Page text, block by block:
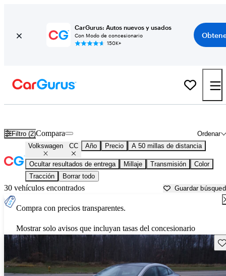
CarGurus: Autos nuevos y usados
Con Modo de concesionario
150K+
Filtro (2) Ordenar
Compara
Volkswagen CC Año Precio A 50 millas de distancia
Ocultar resultados de entrega Millaje Transmisión
Color
Tracción
Borrar todo
30 vehículos encontrados Guardar
Compra con precios transparentes.
Mostrar solo avisos que incluyan tasas del concesionario